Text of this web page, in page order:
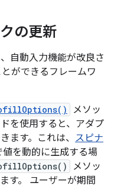
の更新
自動入力機能が改良さ
ができるフレームワ
メソッ
を使用すると、アダプ
ます。これは、 スピナ
を動的に生成する場
メソッ
す。 ユーザーが期間